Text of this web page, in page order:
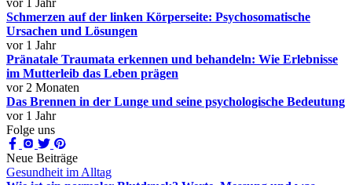
vor 1 Jahr
Schmerzen auf der linken Körperseite: Psychosomatische
Ursachen und Lösungen
vor 1 Jahr
Pränatale Traumata erkennen und behandeln: Wie Erlebnisse
im Mutterleib das Leben prägen
vor 2 Monaten
Das Brennen in der Lunge und seine psychologische Bedeutung
vor 1 Jahr
Folge uns
Neue Beiträge
Gesundheit im Alltag